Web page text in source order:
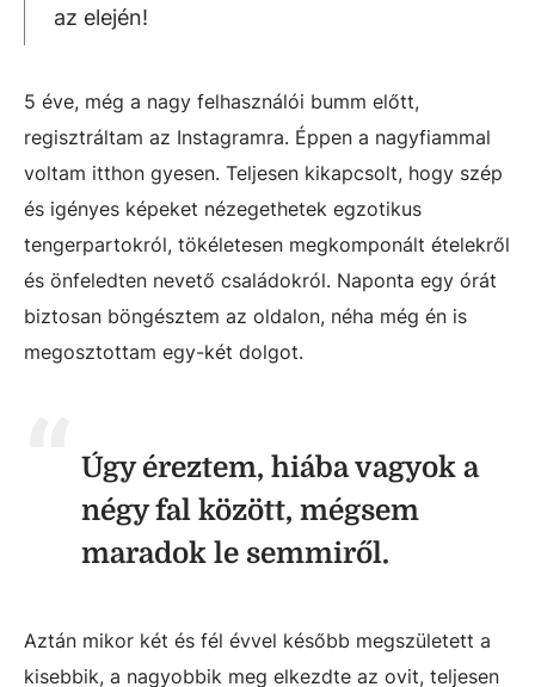
az elején!
5 éve, még a nagy felhasználói bumm előtt,
regisztráltam az Instagramra. Éppen a nagyfiammal
voltam itthon gyesen. Teljesen kikapcsolt, hogy szép
és igényes képeket nézegethetek egzotikus
tengerpartokról, tökéletesen megkomponált ételekről
és önfeledten nevető családokról. Naponta egy órát
biztosan böngésztem az oldalon, néha még én is
megosztottam egy-két dolgot.
Úgy éreztem, hiába vagyok a
négy fal között, mégsem
maradok le semmiről.
Aztán mikor két és fél évvel később megszületett a
kisebbik, a nagyobbik meg elkezdte az ovit, teljesen